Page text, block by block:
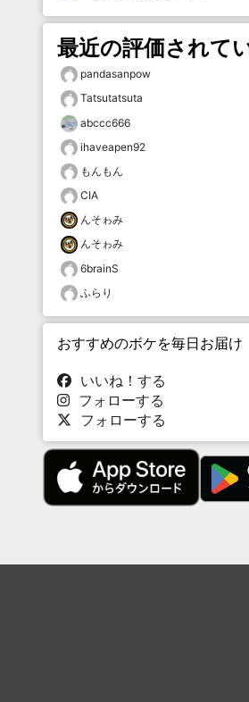
最近の評価されて
pandasanpow
Tatsutatsuta
abccc666
ihaveapen92
もんもん
CIA
んそゎみ
んそゎみ
6brainS
ふらり
おすすめのボケを毎日お届け
いいね！する
フォローする
フォローする